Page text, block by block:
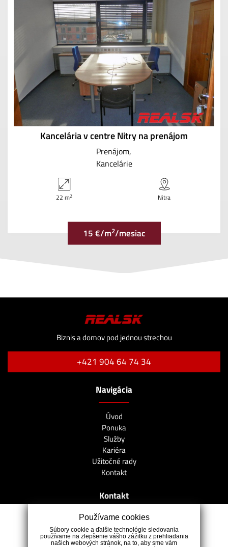
Kancelária v centre Nitry na prenájom
Prenájom
Kancelárie
22 m2 Nitra
15 €/m2/mesiac
Biznis a domov pod jednou strechou
+421 904 64 74 34
Navigácia
Úvod
Ponuka
Služby
Kariéra
Užitočné rady
Kontakt
Kontakt
Farská 4, 949 01 Nitra
+421 904 64 74 34
Používame cookies
Súbory cookie a ďalšie technológie sledovania
používame na zlepšenie vášho zážitku z prehliadania
našich webových stránok, na to, aby sme vám